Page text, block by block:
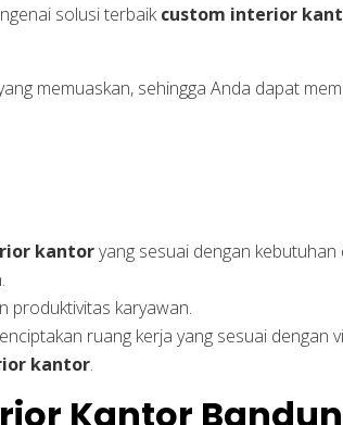
solusi terbaikcustom interior
memuaskan, sehingga Anda dapat
kantoryang sesuai dengan kebutuhan
produktivitas karyawan.
ruang kerja yang sesuai dengan
kantor.